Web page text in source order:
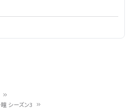
シーズン3